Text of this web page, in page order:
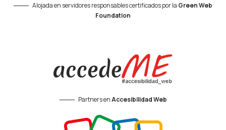
Alojada en servidores responsables certificados por la Green Web
Foundation
Partners enAccesibilidad Web